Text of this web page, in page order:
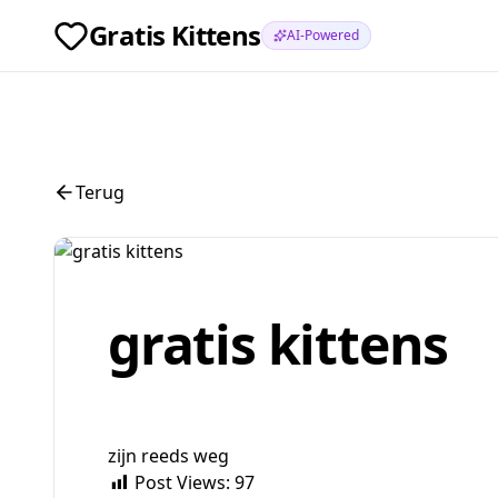
Gratis Kittens AI-Powered
Terug
gratis kittens
zijn reeds weg
Post Views: 97